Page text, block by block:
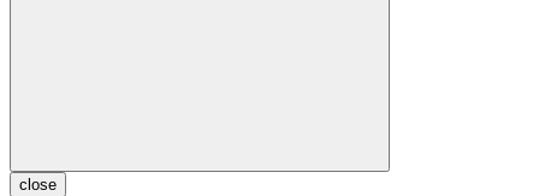
close